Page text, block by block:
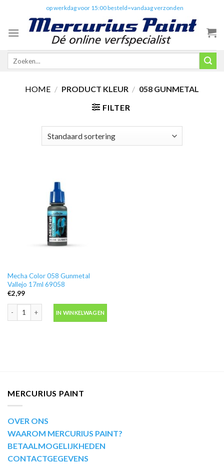
content
op werkdag voor 15:00 besteld=vandaag verzonden
Zoeken
HOME / PRODUCT KLEUR / 058 GUNMETAL
FILTER
Mecha Color 058 Gunmetal
Vallejo 17ml 69058
€2,99
IN WINKELWAGEN
MERCURIUS PAINT
OVER ONS
WAAROM MERCURIUS PAINT?
BETAALMOGELIJKHEDEN
CONTACTGEGEVENS